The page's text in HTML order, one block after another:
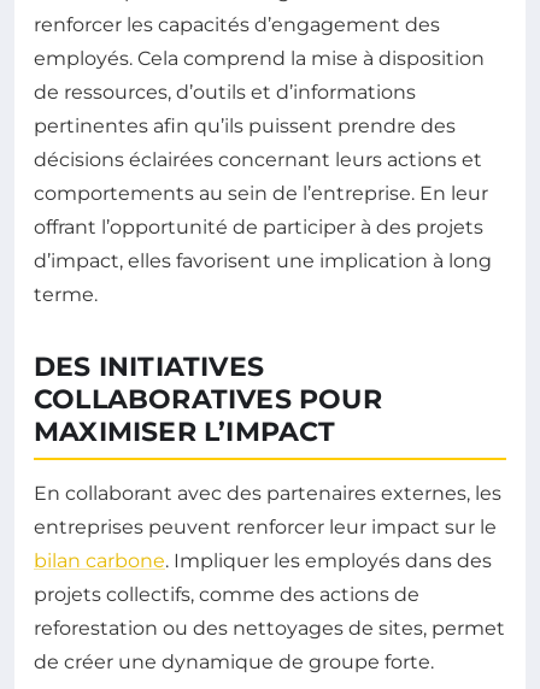
renforcer les capacités d’engagement des
employés. Cela comprend la mise à disposition
de ressources, d’outils et d’informations
pertinentes afin qu’ils puissent prendre des
décisions éclairées concernant leurs actions et
comportements au sein de l’entreprise. En leur
offrant l’opportunité de participer à des projets
d’impact, elles favorisent une implication à long
terme.
DES INITIATIVES
COLLABORATIVES POUR
MAXIMISER L’IMPACT
En collaborant avec des partenaires externes, les
entreprises peuvent renforcer leur impact sur le
bilan carbone. Impliquer les employés dans des
projets collectifs, comme des actions de
reforestation ou des nettoyages de sites, permet
de créer une dynamique de groupe forte.